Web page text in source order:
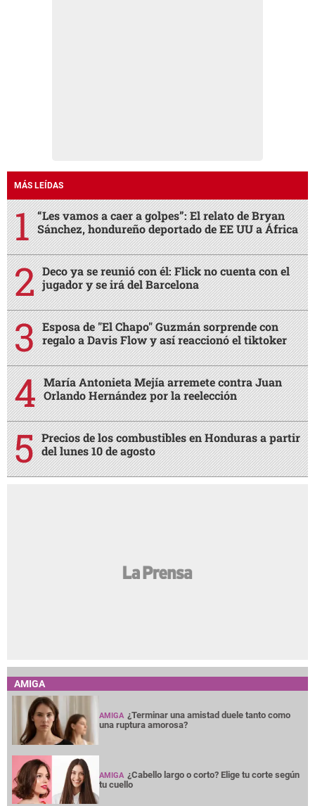
MÁS LEÍDAS
“Les vamos a caer a golpes”: El relato de Bryan
Sánchez, hondureño deportado de EE UU a África
Deco ya se reunió con él: Flick no cuenta con el
jugador y se irá del Barcelona
Esposa de "El Chapo" Guzmán sorprende con
regalo a Davis Flow y así reaccionó el tiktoker
María Antonieta Mejía arremete contra Juan
Orlando Hernández por la reelección
Precios de los combustibles en Honduras a partir
del lunes 10 de agosto
AMIGA
AMIGA ¿Terminar una amistad duele tanto como
una ruptura amorosa?
AMIGA ¿Cabello largo o corto? Elige tu corte según
tu cuello